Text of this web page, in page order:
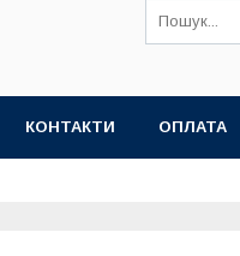
КОНТАКТИ ОПЛАТА